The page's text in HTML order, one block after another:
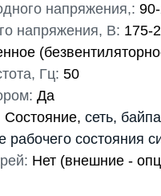
напряжения,:
напряжения, В: 175-
Гц: 50
Да
Состояние, сеть,
рабочего состояния
Нет (внешние -